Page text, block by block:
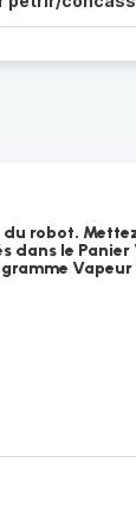
du robot.
dans le Panier
Vapeur